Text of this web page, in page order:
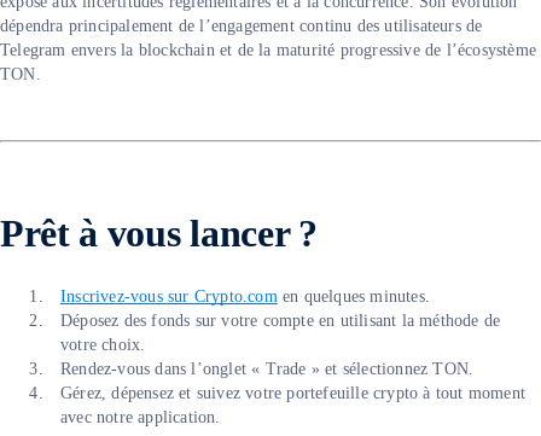
dépendra principalement de l’engagement continu des utilisateurs de
Telegram envers la blockchain et de la maturité progressive de l’écosystème
TON.
Prêt à vous lancer ?
Inscrivez-vous sur Crypto.com en quelques minutes.
Déposez des fonds sur votre compte en utilisant la méthode de
votre choix.
Rendez-vous dans l’onglet « Trade » et sélectionnez TON.
Gérez, dépensez et suivez votre portefeuille crypto à tout moment
avec notre application.